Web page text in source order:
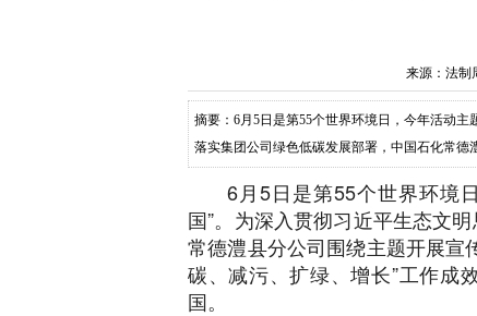
来源：法制
摘要：6月5日是第55个世界环境日，今年活动主
落实集团公司绿色低碳发展部署，中国石化常
密安排，第一时间召开专题会议，传达上级工
6月5日是第55个世界环境
国”。为深入贯彻习近平生态文
常德澧县分公司围绕主题开展宣
碳、减污、扩绿、增长”工作成
国。